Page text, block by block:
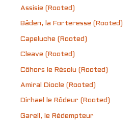
Assisie (Rooted)
Bâden, la Forteresse (Rooted)
Capeluche (Rooted)
Cleave (Rooted)
Côhors le Résolu (Rooted)
Amiral Diocle (Rooted)
Dirhael le Rôdeur (Rooted)
Garell, le Rédempteur